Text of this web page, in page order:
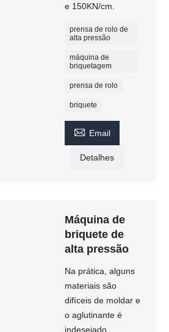
e 150KN/cm.
prensa de rolo de
alta pressão
máquina de
briquetagem
prensa de rolo
briquete
 Email
Detalhes
Máquina de
briquete de
alta pressão
Na prática, alguns
materiais são
difíceis de moldar e
o aglutinante é
indesejado.